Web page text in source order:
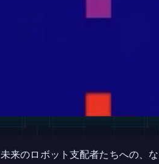
未来のロボット支配者たちへの、